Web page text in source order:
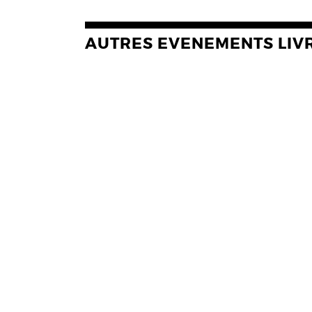
AUTRES EVENEMENTS